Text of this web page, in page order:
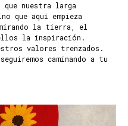
que nuestra larga
que aquí empieza
la tierra, el
la inspiración.
valores trenzados.
caminando a tu